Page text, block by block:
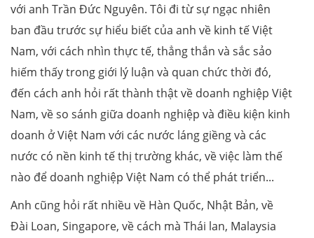
với anh Trần Đức Nguyên. Tôi đi từ sự ngạc nhiên
ban đầu trước sự hiểu biết của anh về kinh tế Việt
Nam, với cách nhìn thực tế, thẳng thắn và sắc sảo
hiếm thấy trong giới lý luận và quan chức thời đó,
đến cách anh hỏi rất thành thật về doanh nghiệp Việt
Nam, về so sánh giữa doanh nghiệp và điều kiện kinh
doanh ở Việt Nam với các nước láng giềng và các
nước có nền kinh tế thị trường khác, về việc làm thế
nào để doanh nghiệp Việt Nam có thể phát triển...
Anh cũng hỏi rất nhiều về Hàn Quốc, Nhật Bản, về
Đài Loan, Singapore, về cách mà Thái lan, Malaysia